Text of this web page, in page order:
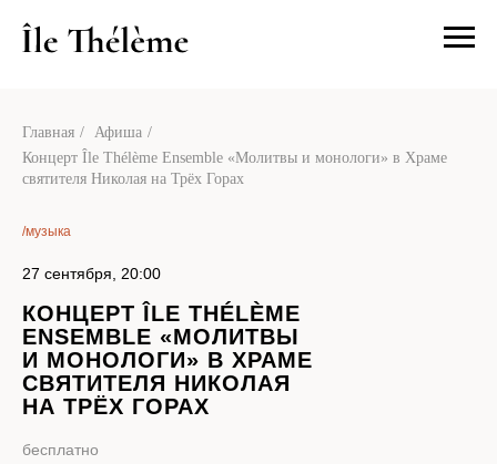
Главная / Афиша /
Концерт Île Thélème Ensemble «Молитвы и монологи» в Храме
святителя Николая на Трёх Горах
КОНЦЕРТ ÎLE THÉLÈME
ENSEMBLE «МОЛИТВЫ
И МОНОЛОГИ» В ХРАМЕ
СВЯТИТЕЛЯ НИКОЛАЯ
НА ТРЁХ ГОРАХ
/музыка
27 сентября, 20:00
бесплатно